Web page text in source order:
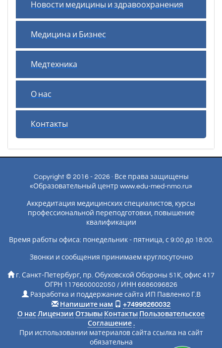
Новости медицины и здравоохранения
Медицина и Бизнес
Медтехника
О нас
Контакты
Copyright © 2016 - 2026 · Все права защищены
«Образовательный центр www.edu-med-nmo.ru»
Аккредитация медицинских специалистов, курсы
профессиональной переподготовки, повышение
квалификации
Время работы офиса: понедельник - пятница, с 9:00 до 18:00.
Звонки и сообщения принимаем круглосуточно
г. Санкт-Петербург, пр. Обуховской Обороны 51К, офис 417
ОГРН 1176600002050 / ИНН 6686096826
Разработка и поддержание сайта ИП Павленко Г.В
Напишите нам
+74998260032
О нас Лицензии Отзывы Контакты Пользовательское
Соглашение .
При использовании материалов сайта ссылка на сайт
обязательна